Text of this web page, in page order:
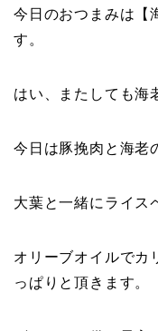
今日のおつまみは【
す。
はい、またしても海
今日は豚挽肉と海老
大葉と一緒にライス
オリーブオイルでカ
っぱりと頂きます。